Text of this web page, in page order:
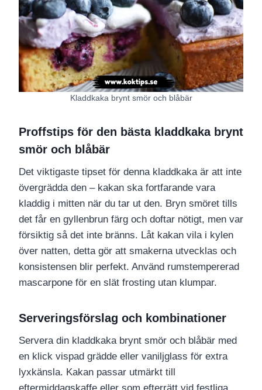
Kladdkaka brynt smör och blåbär
Proffstips för den bästa kladdkaka brynt
smör och blåbär
Det viktigaste tipset för denna kladdkaka är att inte
övergrädda den – kakan ska fortfarande vara
kladdig i mitten när du tar ut den. Bryn smöret tills
det får en gyllenbrun färg och doftar nötigt, men var
försiktig så det inte bränns. Låt kakan vila i kylen
över natten, detta gör att smakerna utvecklas och
konsistensen blir perfekt. Använd rumstempererad
mascarpone för en slät frosting utan klumpar.
Serveringsförslag och kombinationer
Servera din kladdkaka brynt smör och blåbär med
en klick vispad grädde eller vaniljglass för extra
lyxkänsla. Kakan passar utmärkt till